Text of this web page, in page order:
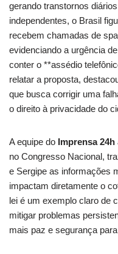
gerando transtornos
independentes, o Brasil
recebem chamadas de
evidenciando a urgência
conter o **assédio
relatar a proposta,
que busca corrigir uma
o direito à privacidade do
A equipe do Imprensa 24h
no Congresso Nacional,
e Sergipe as informações
impactam diretamente o
lei é um exemplo claro de
mitigar problemas
mais paz e segurança